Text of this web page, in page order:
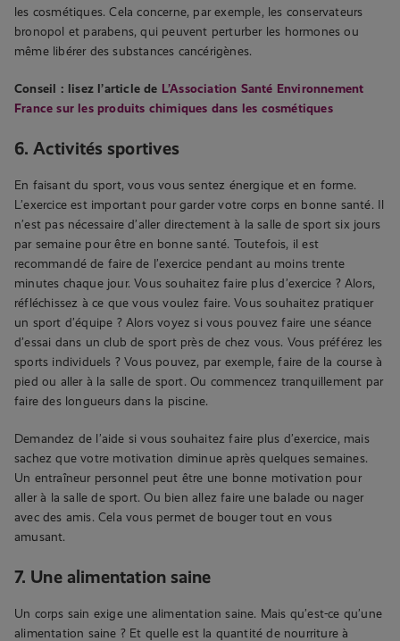
les cosmétiques. Cela concerne, par exemple, les conservateurs
bronopol et parabens, qui peuvent perturber les hormones ou
même libérer des substances cancérigènes.
Conseil : lisez l’article de L’Association Santé Environnement
France sur les produits chimiques dans les cosmétiques
6. Activités sportives
En faisant du sport, vous vous sentez énergique et en forme.
L’exercice est important pour garder votre corps en bonne santé. Il
n’est pas nécessaire d’aller directement à la salle de sport six jours
par semaine pour être en bonne santé. Toutefois, il est
recommandé de faire de l’exercice pendant au moins trente
minutes chaque jour. Vous souhaitez faire plus d’exercice ? Alors,
réfléchissez à ce que vous voulez faire. Vous souhaitez pratiquer
un sport d’équipe ? Alors voyez si vous pouvez faire une séance
d’essai dans un club de sport près de chez vous. Vous préférez les
sports individuels ? Vous pouvez, par exemple, faire de la course à
pied ou aller à la salle de sport. Ou commencez tranquillement par
faire des longueurs dans la piscine.
Demandez de l’aide si vous souhaitez faire plus d’exercice, mais
sachez que votre motivation diminue après quelques semaines.
Un entraîneur personnel peut être une bonne motivation pour
aller à la salle de sport. Ou bien allez faire une balade ou nager
avec des amis. Cela vous permet de bouger tout en vous
amusant.
7. Une alimentation saine
Un corps sain exige une alimentation saine. Mais qu’est-ce qu’une
alimentation saine ? Et quelle est la quantité de nourriture à